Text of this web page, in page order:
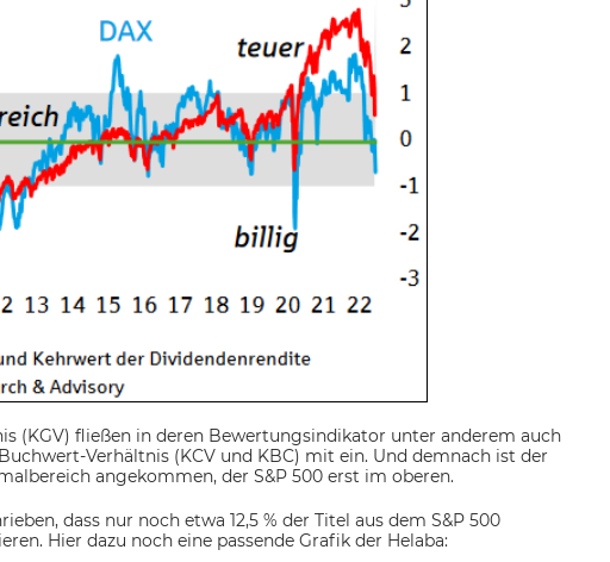
(KGV) fließen in deren Bewertungsindikator unter anderem auch
Verhältnis (KCV und KBC) mit ein. Und demnach ist der
angekommen, der S&P 500 erst im oberen.
dass nur noch etwa 12,5 % der Titel aus dem S&P 500
Hier dazu noch eine passende Grafik der Helaba: